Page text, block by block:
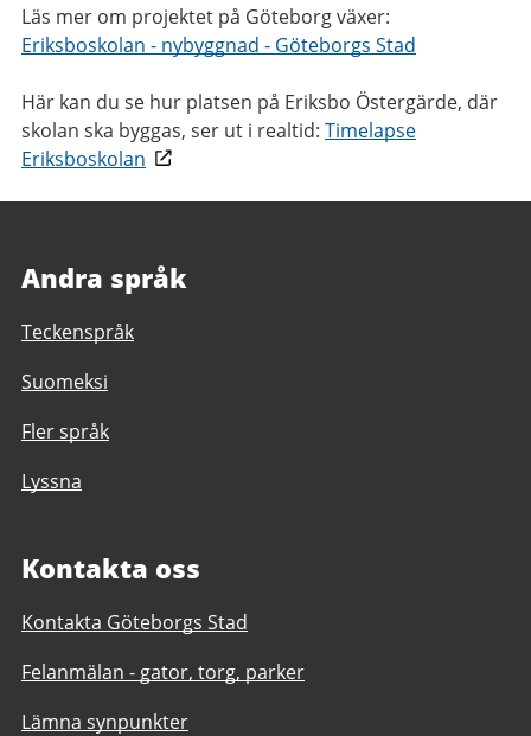
Läs mer om projektet på Göteborg växer:
Eriksboskolan - nybyggnad - Göteborgs Stad
Här kan du se hur platsen på Eriksbo Östergärde, där
skolan ska byggas, ser ut i realtid: Timelapse
Eriksboskolan
Andra språk
Teckenspråk
Suomeksi
Fler språk
Lyssna
Kontakta oss
Kontakta Göteborgs Stad
Felanmälan - gator, torg, parker
Lämna synpunkter